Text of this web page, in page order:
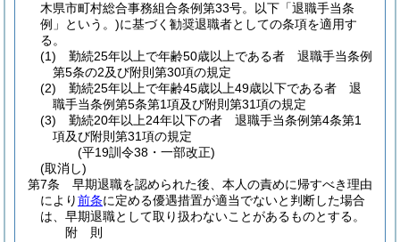
木県市町村総合事務組合条例第33号。以下「退職手当条
例」という。)に基づく勧奨退職者としての条項を適用す
る。
(1)
勤続25年以上で年齢50歳以上である者 退職手当条例
第5条の2及び附則第30項の規定
(2)
勤続25年以上で年齢45歳以上49歳以下である者 退
職手当条例第5条第1項及び附則第31項の規定
(3)
勤続20年以上24年以下の者 退職手当条例第4条第1
項及び附則第31項の規定
(平19訓令38・一部改正)
(取消し)
第7条
早期退職を認められた後、本人の責めに帰すべき理由
により前条に定める優遇措置が適当でないと判断した場合
は、早期退職として取り扱わないことがあるものとする。
附 則